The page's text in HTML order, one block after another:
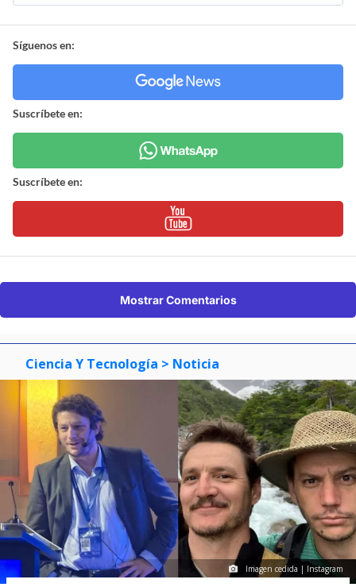
Síguenos en:
Suscríbete en:
Suscríbete en:
Mostrar Comentarios
Ciencia Y Tecnología > Noticia
Imagen cedida | Instagram